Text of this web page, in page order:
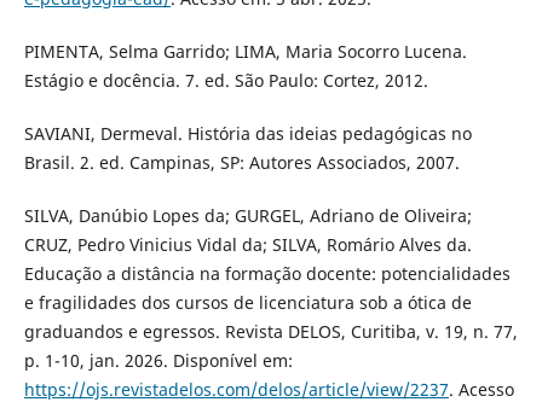
PIMENTA, Selma Garrido; LIMA, Maria Socorro Lucena.
Estágio e docência. 7. ed. São Paulo: Cortez, 2012.
SAVIANI, Dermeval. História das ideias pedagógicas no
Brasil. 2. ed. Campinas, SP: Autores Associados, 2007.
SILVA, Danúbio Lopes da; GURGEL, Adriano de Oliveira;
CRUZ, Pedro Vinicius Vidal da; SILVA, Romário Alves da.
Educação a distância na formação docente: potencialidades
e fragilidades dos cursos de licenciatura sob a ótica de
graduandos e egressos. Revista DELOS, Curitiba, v. 19, n. 77,
p. 1-10, jan. 2026. Disponível em:
https://ojs.revistadelos.com/delos/article/view/2237. Acesso